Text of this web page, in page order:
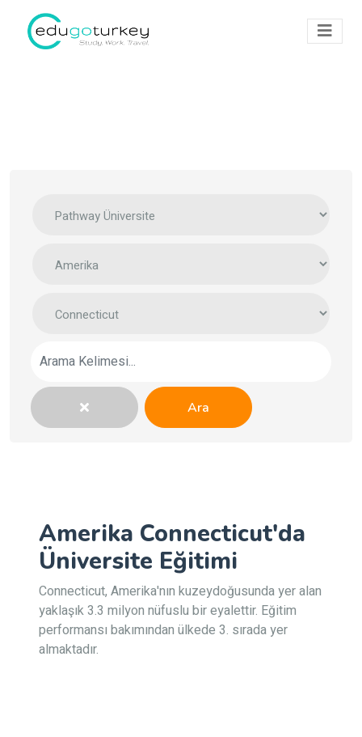
Ara
Amerika Connecticut'da
Üniversite Eğitimi
Connecticut, Amerika'nın kuzeydoğusunda yer alan
yaklaşık 3.3 milyon nüfuslu bir eyalettir. Eğitim
performansı bakımından ülkede 3. sırada yer
almaktadır.